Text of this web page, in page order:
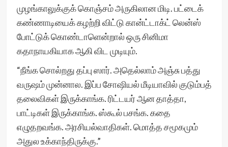
முழங்காலுக்குக் கொஞ்சம் அருகிலான மிடி. பட்டைக்
கண்ணாடியைக் கழற்றி விட்டு கான்ட்டாக்ட் லென்ஸ்
போட்டுக் கொண்டாளென்றால் ஒரு சினிமா
கதாநாயகியாக ஆகி விட முடியும்.
“நீங்க சொல்றது தப்பு ஸார். அதெல்லாம் அஞ்சு பத்து
வருஷம் முன்னால. இப்ப சோஷியல் மீடியாவில் குடும்பத்
தலைவிகள் இருக்காங்க. ரிட்டயர் ஆன தாத்தா,
பாட்டிகள் இருக்காங்க. ஸ்கூல் பசங்க. கதை
எழுதறவங்க. அரசியல்வாதிகள். மொத்த சமூகமும்
அதுல உக்காந்திருக்கு.”